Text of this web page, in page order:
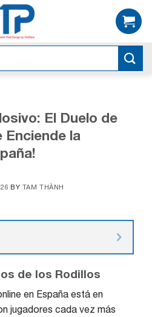
El Duelo de
Enciende la
BY TAM THÀNH
de los Rodillos
en España está en
jugadores cada vez más